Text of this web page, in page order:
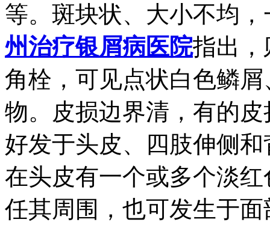
等。斑块状、大小不均
州治疗银屑病医院指出，
角栓，可见点状白色鳞
物。皮损边界清，有的
好发于头皮、四肢伸侧
在头皮有一个或多个淡
任其周围，也可发生于